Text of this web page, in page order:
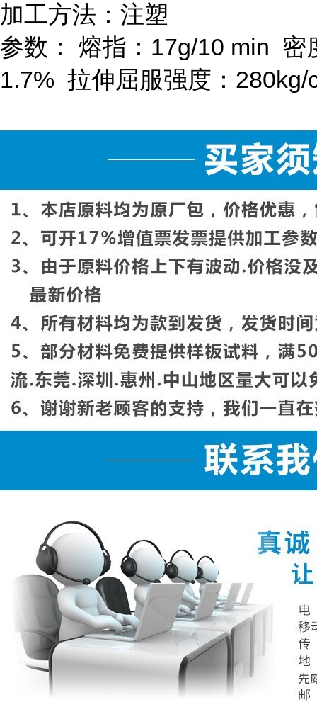
加工方法：注塑
参数：
熔指： 17g/10 min 密
1.7% 拉伸屈服强度： 280kg/